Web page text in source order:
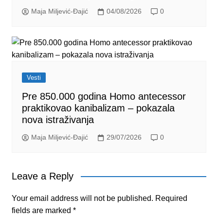
Maja Miljević-Đajić 04/08/2026 0
Vesti
Pre 850.000 godina Homo antecessor
praktikovao kanibalizam – pokazala
nova istraživanja
Maja Miljević-Đajić 29/07/2026 0
Leave a Reply
Your email address will not be published. Required
fields are marked *